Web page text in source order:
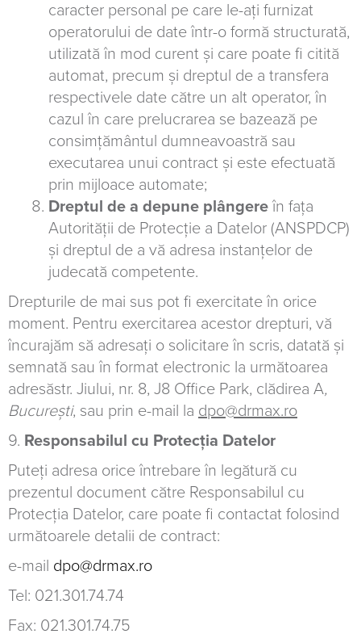
caracter personal pe care le-ați furnizat
operatorului de date într-o formă structurată,
utilizată în mod curent și care poate fi citită
automat, precum și dreptul de a transfera
respectivele date către un alt operator, în
cazul în care prelucrarea se bazează pe
consimțământul dumneavoastră sau
executarea unui contract și este efectuată
prin mijloace automate;
Dreptul de a depune plângere în fața
Autorității de Protecție a Datelor (ANSPDCP)
și dreptul de a vă adresa instanțelor de
judecată competente.
Drepturile de mai sus pot fi exercitate în orice
moment. Pentru exercitarea acestor drepturi, vă
încurajăm să adresați o solicitare în scris, datată și
semnată sau în format electronic la următoarea
adresăstr. Jiului, nr. 8, J8 Office Park, clădirea A,
București, sau prin e-mail la dpo@drmax.ro
9. Responsabilul cu Protecția Datelor
Puteți adresa orice întrebare în legătură cu
prezentul document către Responsabilul cu
Protecția Datelor, care poate fi contactat folosind
următoarele detalii de contract:
e-mail dpo@drmax.ro
Tel: 021.301.74.74
Fax: 021.301.74.75